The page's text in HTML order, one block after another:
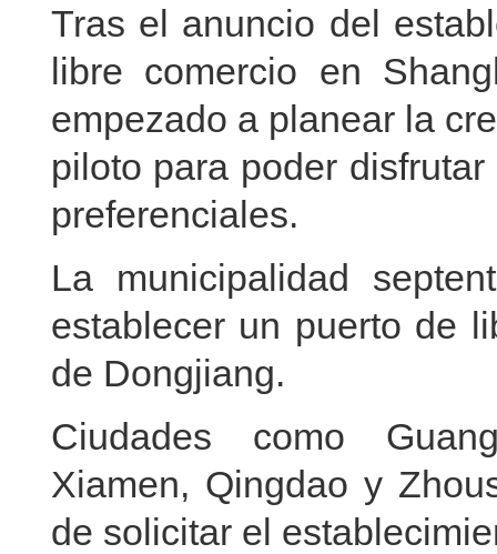
Tras el anuncio del
libre comercio en
empezado a planear la
piloto para poder
preferenciales.
La municipalidad
establecer un puerto de
de Dongjiang.
Ciudades como
Xiamen, Qingdao y
de solicitar el